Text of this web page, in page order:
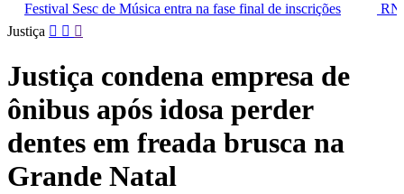
entra na fase final de inscrições
RN busca ampliação de
Pular
conteúdo
Justiça
Justiça condena empresa de
ônibus após idosa perder
dentes em freada brusca na
Grande Natal